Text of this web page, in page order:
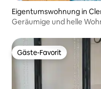
Eigentumswohnung in
Geräumige und helle
Gäste-Favorit
Gäste-Favorit